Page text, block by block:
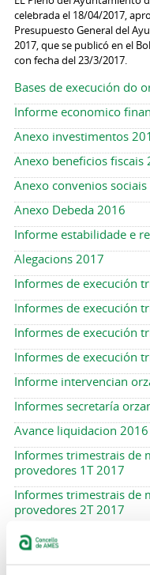
celebrada el 18/04/2017,
Presupuesto General del
2017, que se publicó en el
con fecha del 23/3/2017.
Bases de execución do
Informe economico
Anexo investimentos
Anexo beneficios fiscais
Anexo convenios
Anexo Debeda 2016
Informe estabilidade e
Alegacions 2017
Informes de execución
Informes de execución
Informes de execución
Informes de execución
Informe intervencian
Informes secretaría
Avance liquidacion 2016
Informes trimestrais de
provedores 1T 2017
Informes trimestrais de
provedores 2T 2017
Informes trimestrais de
provedores 3T 2017